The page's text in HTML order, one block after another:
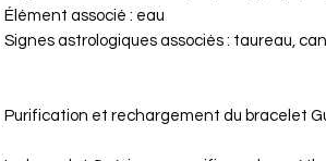
Élément associé : eau
Signes astrologiques associés : taureau,
Purification et rechargement du bracelet